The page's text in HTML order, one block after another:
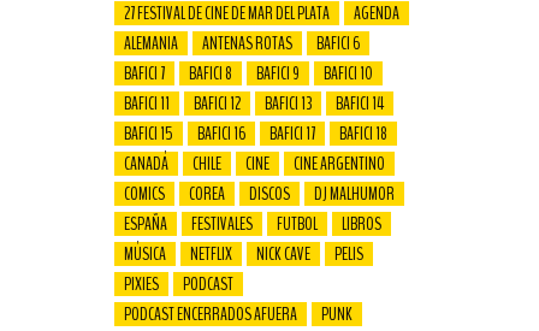
27 FESTIVAL DE CINE DE MAR DEL PLATA
AGENDA
ALEMANIA
ANTENAS ROTAS
BAFICI 6
BAFICI 7
BAFICI 8 BAFICI 9
BAFICI 10
BAFICI 11
BAFICI 12 BAFICI 13
BAFICI 14
BAFICI 15
BAFICI 16 BAFICI 17
BAFICI 18
CANADÁ
CHILE CINE
CINE ARGENTINO
COMICS
COREA DISCOS
DJ MALHUMOR
ESPAÑA
FESTIVALES FUTBOL
LIBROS
MÚSICA
NETFLIX NICK CAVE
PELIS
PIXIES
PODCAST
PODCAST ENCERRADOS AFUERA
PUNK